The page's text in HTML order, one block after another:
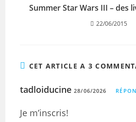
Summer Star Wars III – des
22/06/2015
CET ARTICLE A 3
tadloiducine 28/06/2026
Je m’inscris!